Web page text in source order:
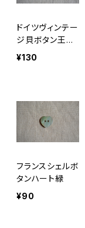
ドイツヴィンテー
ジ貝ボタン王冠
小
¥130
フランスシェルボ
タンハート緑
¥90